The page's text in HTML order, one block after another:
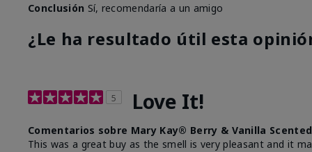
Conclusión Sí, recomendaría a un amigo
¿Le ha resultado útil esta
5 Love It!
Comentarios sobre Mary Kay® Berry & Vanilla
This was a great buy as the smell is very pleasant and it